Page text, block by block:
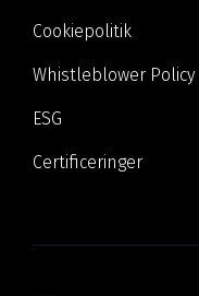
Cookiepolitik
Whistleblower Policy
ESG
Certificeringer